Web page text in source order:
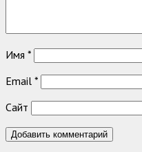
Имя *
Email *
Сайт